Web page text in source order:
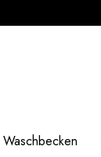
Waschbecken